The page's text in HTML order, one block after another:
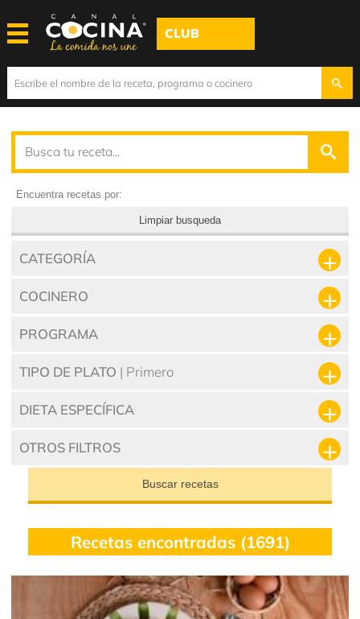
CLUB
Encuentra recetas por:
Limpiar busqueda
CATEGORÍA
COCINERO
PROGRAMA
TIPO DE PLATO | Primero
DIETA ESPECÍFICA
OTROS FILTROS
Buscar recetas
Recetas encontradas (1691)